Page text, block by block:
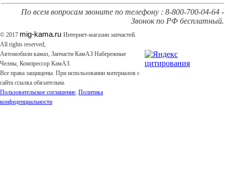
По всем вопросам звоните по телефону : 8-800-700-04-64 -
Звонок по РФ бесплатный.
© 2017 mig-kama.ru Интернет-магазин запчастей.
All rights reserved,
Автомобили камаз, Запчасти КамАЗ Набережные
Челны, Компрессор КамАЗ.
Все права защищены. При использовании материалов с
сайта ссылка обязательна.
Пользовательское соглашение, Политика
конфиденциальности